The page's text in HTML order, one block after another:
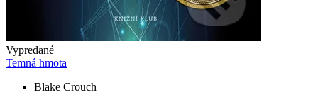
Vypredané
Temná hmota
Blake Crouch